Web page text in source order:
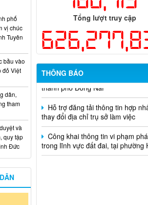
Tổng lượt truy cập
THÔNG BÁO
dụng ngân sách nhà nước đặt
hiện năm 2026 (đợt 1) lần 3
Kế hoạch Thông tin, tuyên
khai Kế hoạch Khám sức khỏe
hoặc khám sàng lọc miễn phí ít
năm một lần cho người dân trên
thành phố Đồng Nai
Hỗ trợ đăng tải thông tin hợp
thay đổi địa chỉ trụ sở làm việc
Công khai thông tin vi phạm
trong lĩnh vực đất đai, tại phường
phố
vị chúc
Tuyên
bầu vào
đỏ Việt
dân,
tham
và
quy tập
Đức